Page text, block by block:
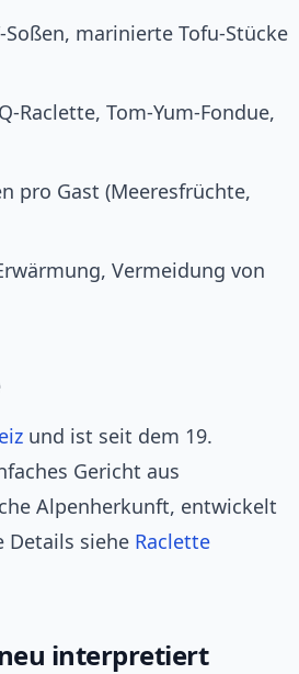
marinierte Tofu‑Stücke
Tom‑Yum‑Fondue,
pro Gast (Meeresfrüchte,
Vermeidung von
und ist seit dem 19.
Gericht aus
Alpenherkunft, entwickelt
Details siehe Raclette
interpretiert